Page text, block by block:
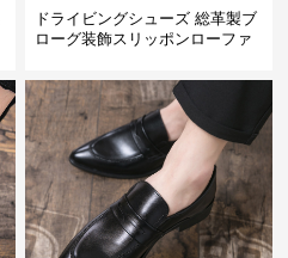
ドライビングシューズ 総革製ブ
ローグ装飾スリッポンローファ